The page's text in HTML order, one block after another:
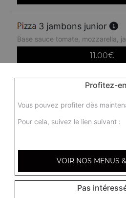
3 jambons junior
Base sauce tomate, mozzarella,
11.00€
turquoise junior
olives
11.00€
savoyarde junior
Base sauce tomate, mozzarella,
terre, chèvre
Profitez-
Vous pouvez profiter dès
Pour cela, suivez le lien suivant :
VOIR NOS MENUS
Pas